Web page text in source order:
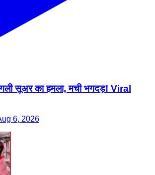
सूअर का हमला, मची भगदड़! Viral
6, 2026